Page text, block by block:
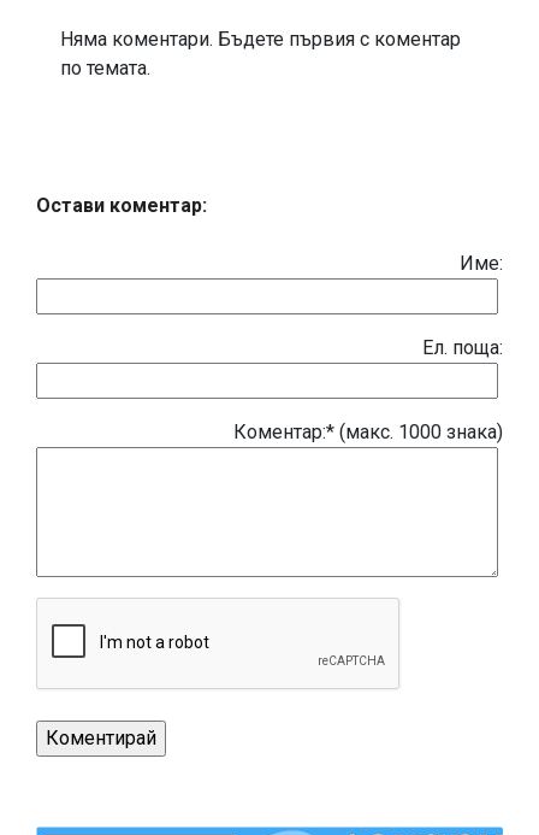
Няма коментари. Бъдете първия с коментар
по темата.
Остави коментар:
Име:
Eл. поща:
Коментар:* (макс. 1000 знака)